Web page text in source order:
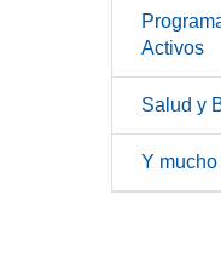
Activos
Salud y
Y